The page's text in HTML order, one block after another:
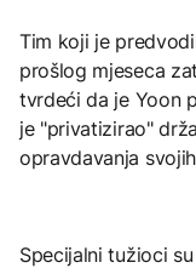
Tim koji je
prošlog mjeseca
tvrdeći da je Yoon
je "privatizirao"
opravdavanja
Specijalni tužioci